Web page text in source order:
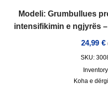
Modeli: Grumbullues
intensifikimin e ngjyrës
24,99 €
SKU:
Koha e